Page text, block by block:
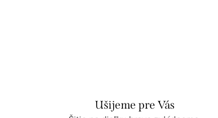
Ušijeme pre Vás